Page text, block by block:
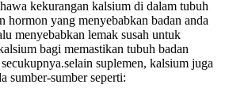
kekurangan kalsium di dalam tubuh
hormon yang menyebabkan badan anda
menyebabkan lemak susah untuk
bagi memastikan tubuh badan
suplemen, kalsium juga
sumber-sumber seperti: